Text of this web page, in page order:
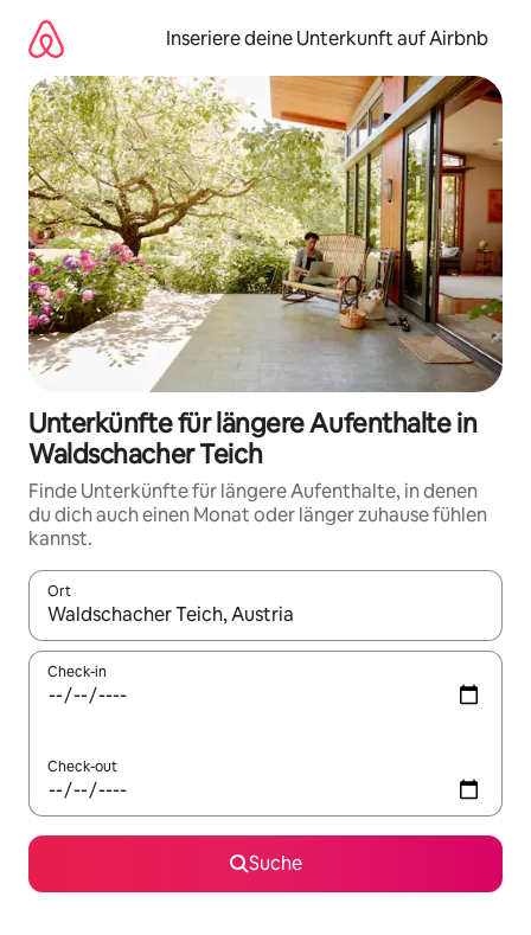
Inhalten
springen
Inseriere deine Unterkunft auf Airbnb
Unterkünfte für längere Aufenthalte in
Waldschacher Teich
Finde Unterkünfte für längere Aufenthalte, in denen
du dich auch einen Monat oder länger zuhause fühlen
kannst.
Ort
Wenn Ergebnisse verfügbar sind, navigiere mit den
Check-in
Check-out
Suche